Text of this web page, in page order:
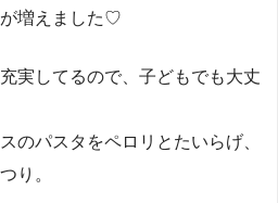
増えました♡
実してるので、子どもでも大丈
のパスタをペロリとたいらげ、
り。